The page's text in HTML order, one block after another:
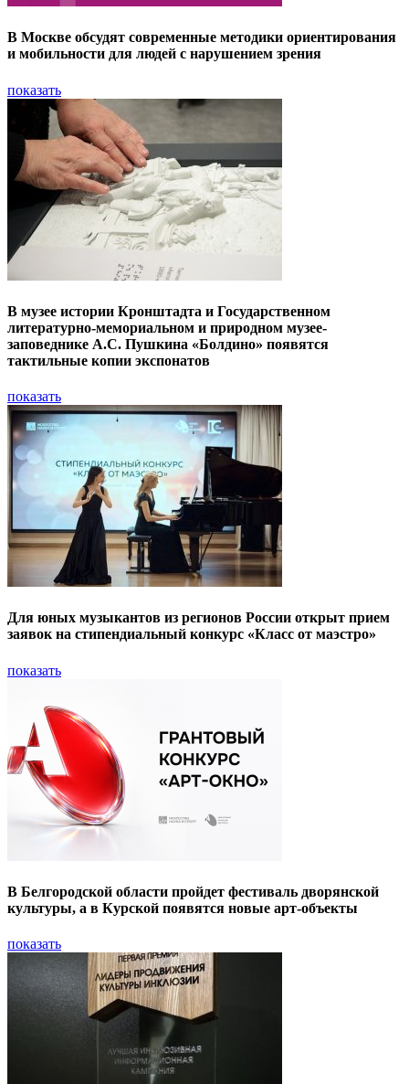
В Москве обсудят современные методики ориентирования
и мобильности для людей с нарушением зрения
показать
В музее истории Кронштадта и Государственном
литературно-мемориальном и природном музее-
заповеднике А.С. Пушкина «Болдино» появятся
тактильные копии экспонатов
показать
Для юных музыкантов из регионов России открыт прием
заявок на стипендиальный конкурс «Класс от маэстро»
показать
В Белгородской области пройдет фестиваль дворянской
культуры, а в Курской появятся новые арт-объекты
показать